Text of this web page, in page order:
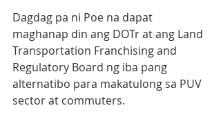
Dagdag pa ni Poe na dapat
maghanap din ang DOTr at ang Land
Transportation Franchising and
Regulatory Board ng iba pang
alternatibo para makatulong sa PUV
sector at commuters.